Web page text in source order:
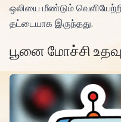
ஒலியை மீண்டும்
தட்டையாக இருந்தது.
பூனை மோச்சி